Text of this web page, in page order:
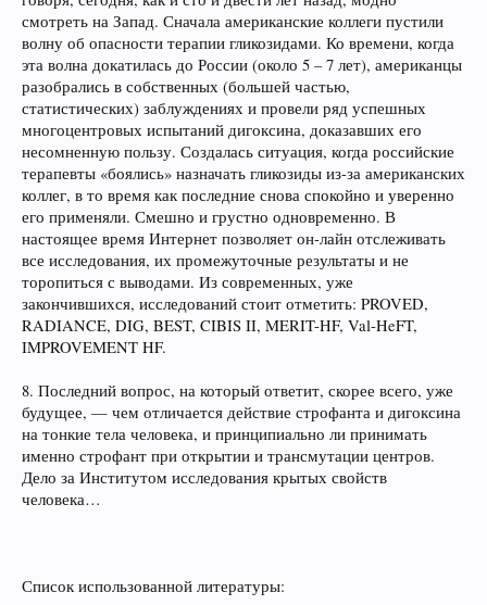
смотреть на Запад. Сначала американские коллеги пустили
волну об опасности терапии гликозидами. Ко времени, когда
эта волна докатилась до России (около 5 – 7 лет), американцы
разобрались в собственных (большей частью,
статистических) заблуждениях и провели ряд успешных
многоцентровых испытаний дигоксина, доказавших его
несомненную пользу. Создалась ситуация, когда российские
терапевты «боялись» назначать гликозиды из-за американских
коллег, в то время как последние снова спокойно и уверенно
его применяли. Смешно и грустно одновременно. В
настоящее время Интернет позволяет он-лайн отслеживать
все исследования, их промежуточные результаты и не
торопиться с выводами. Из современных, уже
закончившихся, исследований стоит отметить: PROVED,
RADIANCE, DIG, BEST, CIBIS II, MERIT-HF, Val-HeFT,
IMPROVEMENT HF.
8. Последний вопрос, на который ответит, скорее всего, уже
будущее, — чем отличается действие строфанта и дигоксина
на тонкие тела человека, и принципиально ли принимать
именно строфант при открытии и трансмутации центров.
Дело за Институтом исследования крытых свойств
человека…
Список использованной литературы: